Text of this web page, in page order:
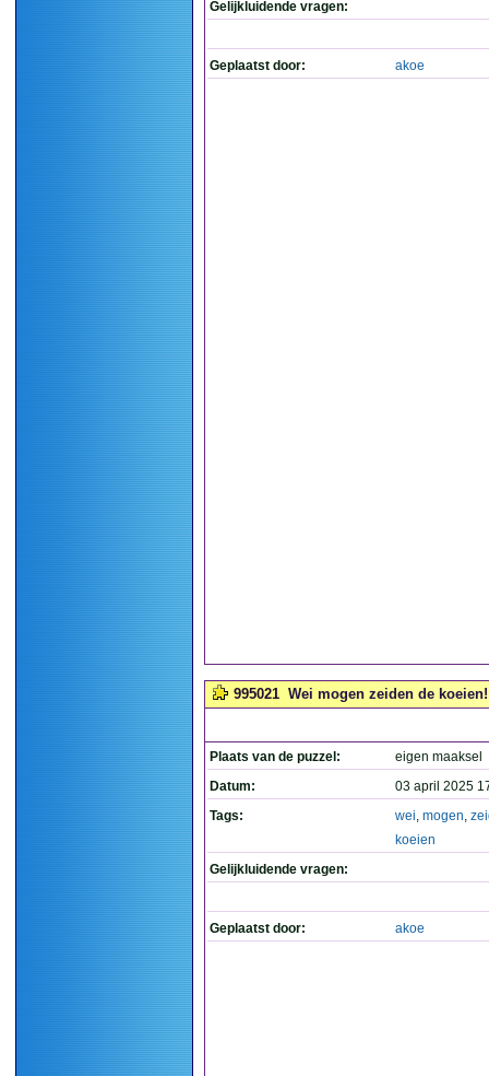
Gelijkluidende vragen:
Geplaatst door: akoe
995021 Wei mogen zeiden de koeien!
Plaats van de puzzel:
eigen maaksel
Datum:
03 april 2025
Tags:
wei, mogen,
koeien
Gelijkluidende vragen:
Geplaatst door: akoe